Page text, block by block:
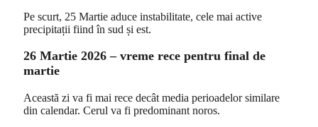
Pe scurt, 25 Martie aduce instabilitate, cele mai active
precipitații fiind în sud și est.
26 Martie 2026 – vreme rece pentru final de
martie
Această zi va fi mai rece decât media perioadelor similare
din calendar. Cerul va fi predominant noros.